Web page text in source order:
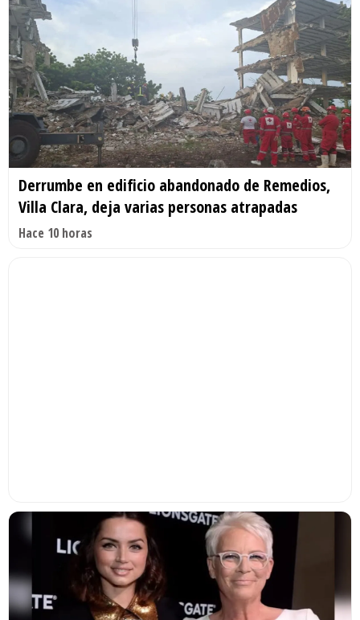
Derrumbe en edificio abandonado de Remedios,
Villa Clara, deja varias personas atrapadas
Hace 10 horas